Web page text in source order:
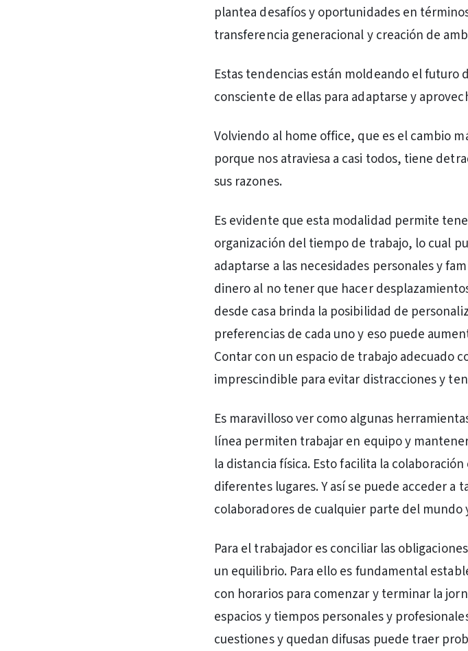
plantea desafíos y oportunidades en
transferencia generacional y creación de
Estas tendencias están moldeando el futuro
consciente de ellas para adaptarse y
Volviendo al home office, que es el cambio
porque nos atraviesa a casi todos, tiene
sus razones.
Es evidente que esta modalidad permite
organización del tiempo de trabajo, lo cual
adaptarse a las necesidades personales y
dinero al no tener que hacer
desde casa brinda la posibilidad de
preferencias de cada uno y eso puede
Contar con un espacio de trabajo adecuado
imprescindible para evitar distracciones y
Es maravilloso ver como algunas
línea permiten trabajar en equipo y
la distancia física. Esto facilita la
diferentes lugares. Y así se puede acceder
colaboradores de cualquier parte del
Para el trabajador es conciliar las
un equilibrio. Para ello es fundamental
con horarios para comenzar y terminar la
espacios y tiempos personales y
cuestiones y quedan difusas puede traer